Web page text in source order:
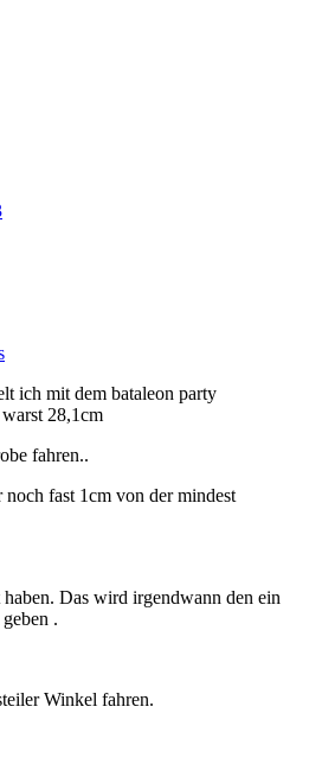
ich mit dem bataleon party
28,1cm
fahren..
fast 1cm von der mindest
Das wird irgendwann den ein
.
Winkel fahren.